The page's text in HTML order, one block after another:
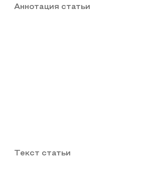
Аннотация статьи
Текст статьи